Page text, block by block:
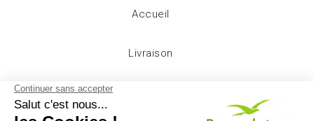
Accueil
Livraison
Mentions légales